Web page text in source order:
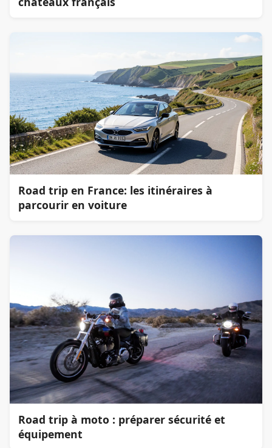
Road trip en France: les itinéraires à
parcourir en voiture
Road trip à moto : préparer sécurité et
équipement